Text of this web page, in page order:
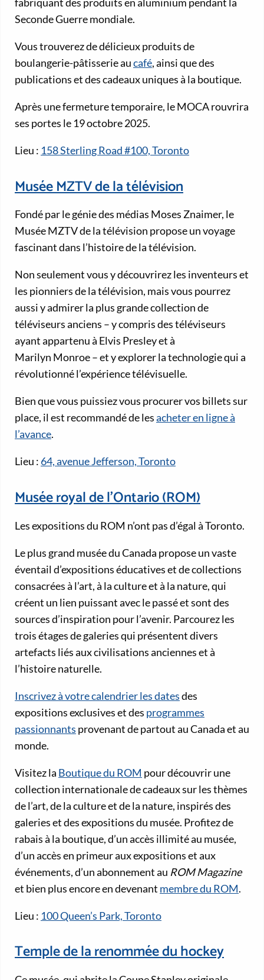
Seconde Guerre mondiale.
Vous trouverez de délicieux produits de
boulangerie-pâtisserie aucafé, ainsi que des
publications et des cadeaux uniques à la boutique.
Après une fermeture temporaire, le MOCA rouvrira
ses portes le 19 octobre 2025.
Lieu : 158 Sterling Road #100, Toronto
Musée MZTV de la télévision
Fondé par le génie des médias Moses Znaimer, le
Musée MZTV de la télévision propose un voyage
fascinant dans l’histoire de la télévision.
Non seulement vous y découvrirez les inventeurs et
les pionniers de la télévision, mais vous pourrez
aussi y admirer la plus grande collection de
téléviseurs anciens – y compris des téléviseurs
ayant appartenu à Elvis Presley et à
Marilyn Monroe – et y explorer la technologie qui a
révolutionné l’expérience télévisuelle.
Bien que vous puissiez vous procurer vos billets sur
place, il est recommandé de lesacheter en ligne à
l’avance.
Lieu : 64, avenue Jefferson, Toronto
Musée royal de l’Ontario (ROM)
Les expositions du ROM n’ont pas d’égal à Toronto.
Le plus grand musée du Canada propose un vaste
éventail d’expositions éducatives et de collections
consacrées à l’art, à la culture et à la nature, qui
créent un lien puissant avec le passé et sont des
sources d’inspiration pour l’avenir. Parcourez les
trois étages de galeries qui présentent divers
artefacts liés aux civilisations anciennes et à
l’histoire naturelle.
Inscrivez à votre calendrier les datesdes
expositions exclusives et des programmes
passionnants provenant de partout au Canada et au
monde.
Visitez la Boutique du ROM pour découvrir une
collection internationale de cadeaux sur les thèmes
de l’art, de la culture et de la nature, inspirés des
galeries et des expositions du musée. Profitez de
rabais à la boutique, d’un accès illimité au musée,
d’un accès en primeur aux expositions et aux
événements, d’un abonnement au ROM Magazine
et bien plus encore en devenant membre du ROM.
Lieu : 100 Queen’s Park, Toronto
Temple de la renommée du hockey